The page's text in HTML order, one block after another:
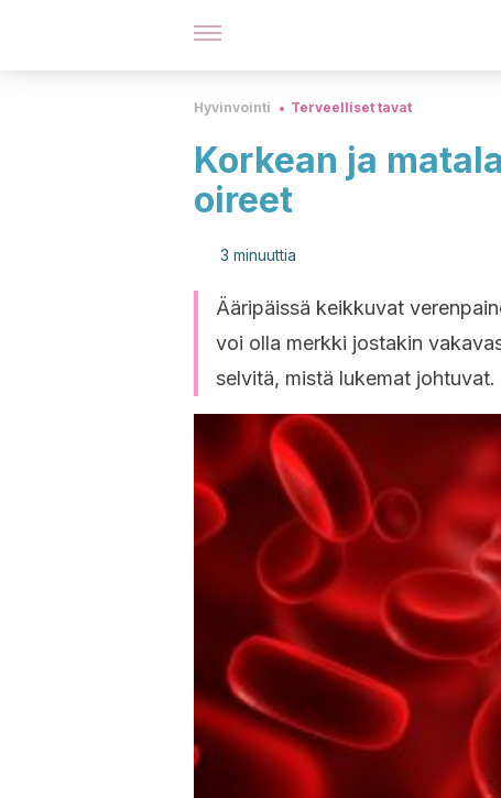
Hyvinvointi Terveelliset tavat
Korkean ja
oireet
3 minuuttia
Ääripäissä keikkuvat
voi olla merkki jostakin
selvitä, mistä lukemat johtuvat.